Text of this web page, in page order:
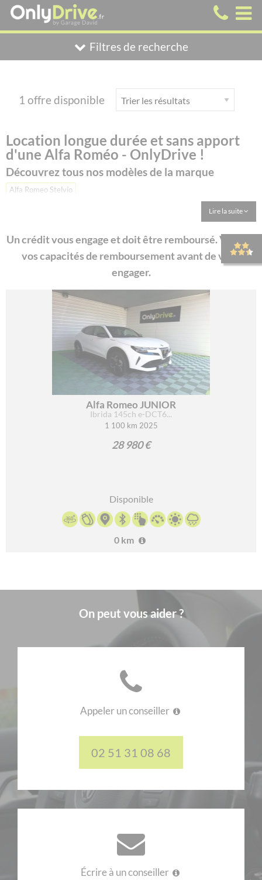
Filtres de recherche
1 offre disponible
Location longue durée et sans apport
d'une Alfa Roméo - OnlyDrive !
Découvrez tous nos modèles de la marque
Alfa Romeo Stelvio
Lire la suite
Un crédit vous engage et doit être remboursé. Vérifiez
vos capacités de remboursement avant de vous
engager.
Alfa Romeo JUNIOR
Ibrida 145ch e-DCT6...
1 100 km 2025
28 980 €
Disponible
0 km
On peut vous aider ?
Appeler un conseiller
02 51 31 08 68
Écrire à un conseiller